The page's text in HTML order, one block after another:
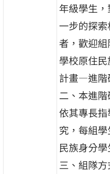
年級學生
一步的探
者，歡迎
學校原住
計畫―進階
二、本進
依其專長
究，每組
民族身分
三、組隊